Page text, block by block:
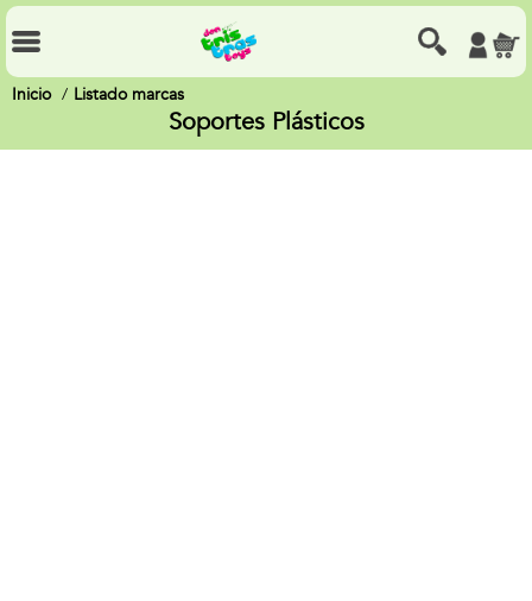
Inicio Listado marcas
Soportes Plásticos